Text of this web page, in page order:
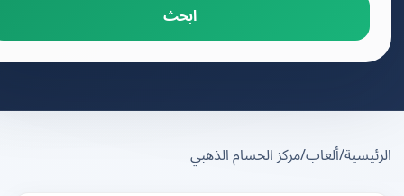
ابحث
/ألعاب/مركز الحسام الذهبي